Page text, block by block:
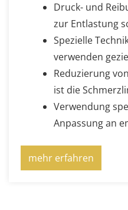
Druck- und
zur Entlastung
Spezielle
verwenden
Reduzierung
ist die
Verwendung
Anpassung an
mehr erfahren